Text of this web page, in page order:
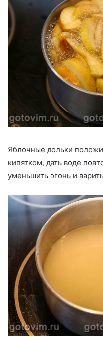
Яблочные дольки
кипятком, дать воде
уменьшить огонь и